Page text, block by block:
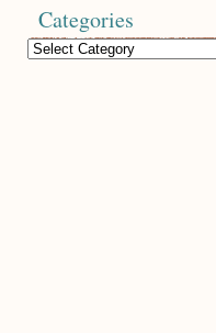
Categories
Categories